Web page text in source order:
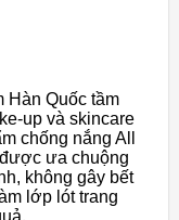
Hàn Quốc tầm
up và skincare
chống nắng All
ưa chuộng
không gây bết
lớp lót trang